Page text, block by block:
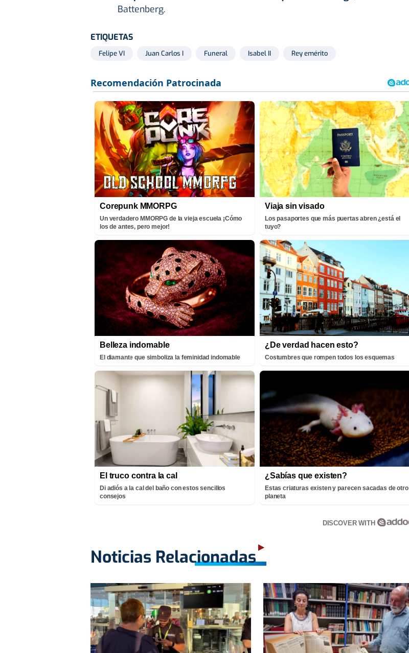
Battenberg.
ETIQUETAS
Felipe VI Juan Carlos I Funeral Isabel II Rey emérito
Corepunk MMORPG
Un verdadero MMORPG de la vieja escuela ¡Cómo
los de antes, pero mejor!
Viaja sin visado
Los pasaportes que más puertas abren ¿está el
tuyo?
Belleza indomable
El diamante que simboliza la feminidad indomable
¿De verdad hacen esto?
Costumbres que rompen todos los esquemas
El truco contra la cal
Di adiós a la cal del baño con estos sencillos
consejos
¿Sabías que existen?
Estas criaturas existen y parecen sacadas de otro
planeta
DISCOVER WITH
Noticias Relacionadas